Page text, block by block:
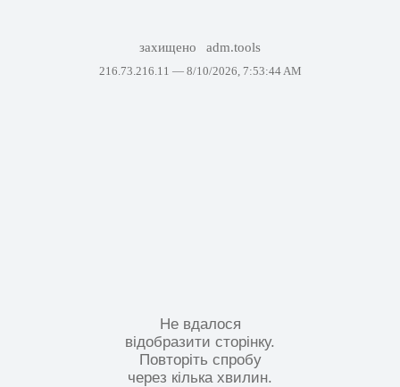
захищено adm.tools
216.73.216.11 — 8/10/2026, 7:53:44 AM
Не вдалося
відобразити сторінку.
Повторіть спробу
через кілька хвилин.